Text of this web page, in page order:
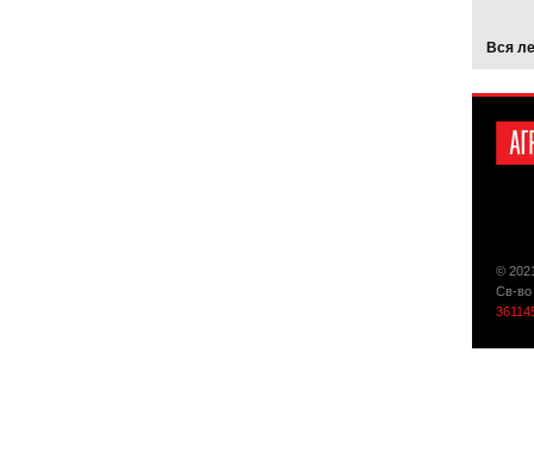
Вся
©
Св-во